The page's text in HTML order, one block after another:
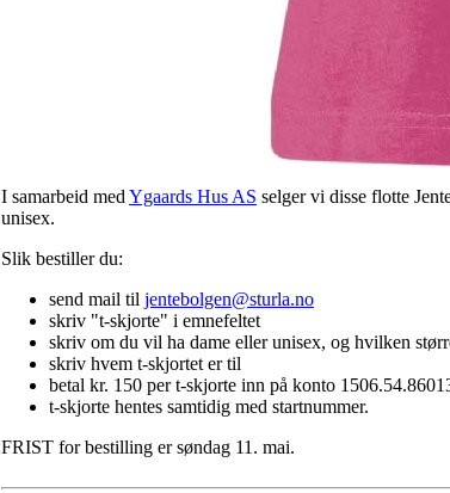
I samarbeid med Ygaards Hus AS selger vi disse flotte
unisex.
Slik bestiller du:
send mail til jentebolgen@sturla.no
skriv "t-skjorte" i emnefeltet
skriv om du vil ha dame eller unisex, og hvilken
skriv hvem t-skjortet er til
betal kr. 150 per t-skjorte inn på konto
t-skjorte hentes samtidig med startnummer.
FRIST for bestilling er søndag 11. mai.